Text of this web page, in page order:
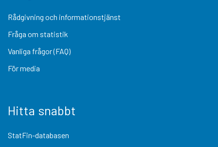
Rådgivning och informationstjänst
Fråga om statistik
Vanliga frågor (FAQ)
För media
Hitta snabbt
StatFin-databasen